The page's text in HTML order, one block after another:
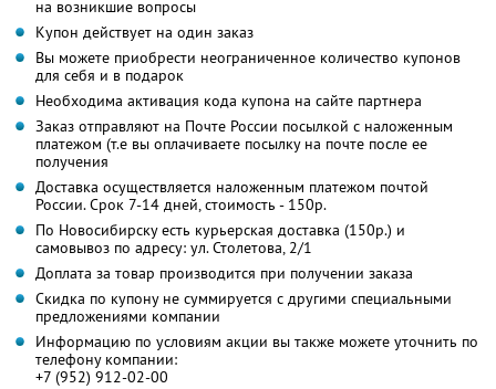
на возникшие вопросы
Купон действует на один заказ
Вы можете приобрести неограниченное количество купонов
для себя и в подарок
Необходима активация кода купона на сайте партнера
Заказ отправляют на Почте России посылкой с наложенным
платежом (т.е вы оплачиваете посылку на почте после ее
получения
Доставка осуществляется наложенным платежом почтой
России. Срок 7-14 дней, стоимость - 150р.
По Новосибирску есть курьерская доставка (150р.) и
самовывоз по адресу: ул. Столетова, 2/1
Доплата за товар производится при получении заказа
Скидка по купону не суммируется с другими специальными
предложениями компании
Информацию по условиям акции вы также можете уточнить по
телефону компании:
+7 (952) 912-02-00